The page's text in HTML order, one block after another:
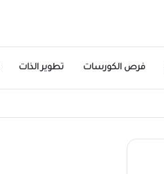
فرص الكورسات تطوير الذات